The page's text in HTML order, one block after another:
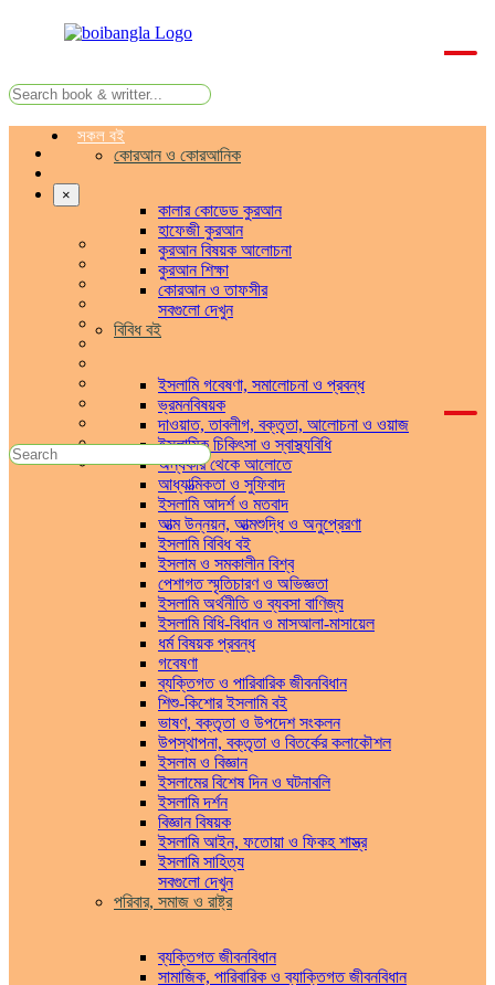
×
সকল বই
কোরআন ও কোরআনিক
কালার কোডেড কুরআন
হাফেজী কুরআন
কুরআন বিষয়ক আলোচনা
কুরআন শিক্ষা
কোরআন ও তাফসীর
সবগুলো দেখুন
বিবিধ বই
ইসলামি গবেষণা, সমালোচনা ও প্রবন্ধ
ভ্রমনবিষয়ক
দাওয়াত, তাবলীগ, বক্তৃতা, আলোচনা ও ওয়াজ
ইসলামিক চিকিৎসা ও স্বাস্থ্যবিধি
অন্ধকার থেকে আলোতে
আধ্যাত্মিকতা ও সুফিবাদ
ইসলামি আদর্শ ও মতবাদ
আত্ম উন্নয়ন, আত্মশুদ্ধি ও অনুপ্রেরণা
ইসলামি বিবিধ বই
ইসলাম ও সমকালীন বিশ্ব
পেশাগত স্মৃতিচারণ ও অভিজ্ঞতা
ইসলামি অর্থনীতি ও ব্যবসা বাণিজ্য
ইসলামি বিধি-বিধান ও মাসআলা-মাসায়েল
ধর্ম বিষয়ক প্রবন্ধ
গবেষণা
ব্যক্তিগত ও পারিবারিক জীবনবিধান
শিশু-কিশোর ইসলামি বই
ভাষণ, বক্তৃতা ও উপদেশ সংকলন
উপস্থাপনা, বক্তৃতা ও বিতর্কের কলাকৌশল
ইসলাম ও বিজ্ঞান
ইসলামের বিশেষ দিন ও ঘটনাবলি
ইসলামি দর্শন
বিজ্ঞান বিষয়ক
ইসলামি আইন, ফতোয়া ও ফিকহ শাস্ত্র
ইসলামি সাহিত্য
সবগুলো দেখুন
পরিবার, সমাজ ও রাষ্ট্র
ব্যক্তিগত জীবনবিধান
সামাজিক, পারিবারিক ও ব্যাক্তিগত জীবনবিধান